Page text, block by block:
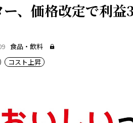
、価格改定で利
食品・飲料
コスト上昇